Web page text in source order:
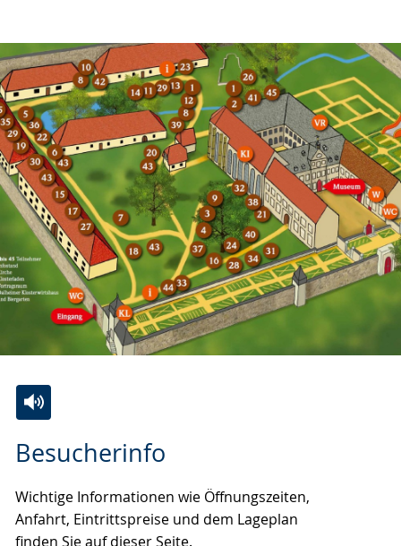
Besucherinfo
Wichtige Informationen wie Öffnungszeiten,
Anfahrt, Eintrittspreise und dem Lageplan
finden Sie auf dieser Seite.
Leichten
wechseln.
Audio-
Video
Deutscher
Gebärdensprache